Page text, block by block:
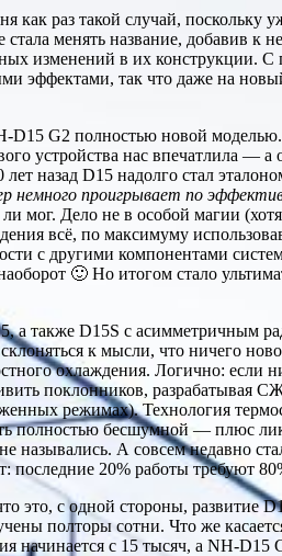
раз такой случай, поскольку
менять название, добавив к
изменений в их конструкции. С
эффектами, так что даже на
D15 G2 полностью новой
устройства нас впечатлила —
назад D15 надолго стал
немного проигрывает по
мог. Дело не в особой магии
всё, по максимуму
с другими компонентами
🙂 Но итогом стало
а также D15S с асимметричным
к мысли, что ничего
охлаждения. Логично: если
поклонников,
режимах). Технология
полностью бесшумной — плюс
А совсем недавно
последние 20% работы требуют
это, с одной стороны, развитие
полторы сотни. Что же
с 15 тысяч, а NH-D15